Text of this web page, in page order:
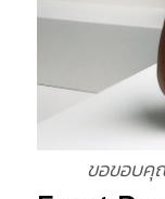
ขอขอบคุ